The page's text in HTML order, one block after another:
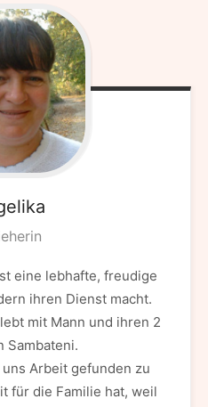
eine lebhafte, freudige
ihren Dienst macht.
mit Mann und ihren 2
Sambateni.
Arbeit gefunden zu
für die Familie hat, weil